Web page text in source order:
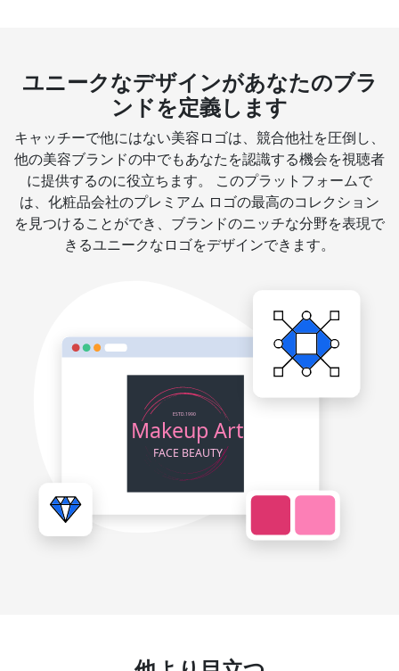
ユニークなデザインがあなたのブラ
ンドを定義します
キャッチーで他にはない美容ロゴは、競合他社を圧倒し、
他の美容ブランドの中でもあなたを認識する機会を視聴者
に提供するのに役立ちます。 このプラットフォームで
は、化粧品会社のプレミアム ロゴの最高のコレクション
を見つけることができ、ブランドのニッチな分野を表現で
きるユニークなロゴをデザインできます。